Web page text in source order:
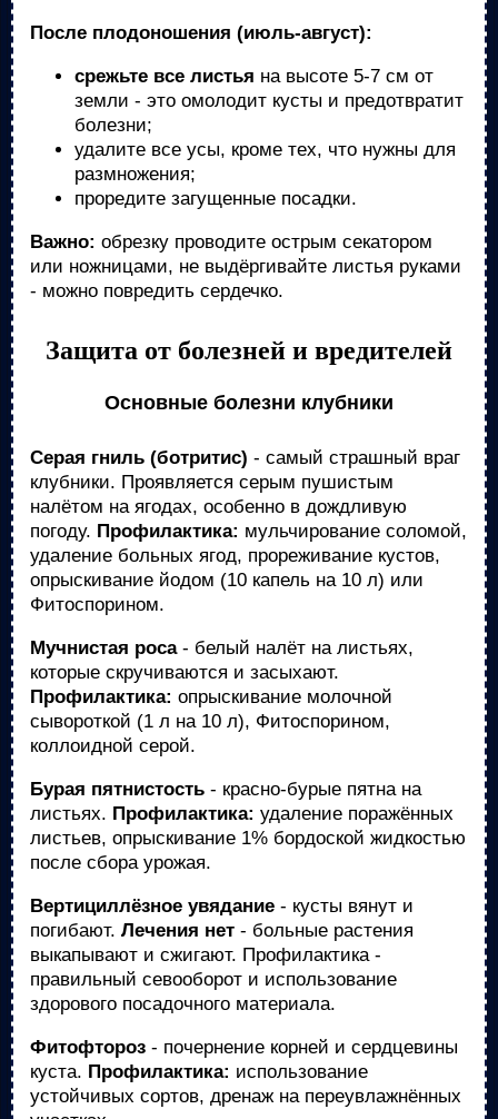
После плодоношения (июль-август):
срежьте все листья на высоте 5-7 см от
земли - это омолодит кусты и предотвратит
болезни;
удалите все усы, кроме тех, что нужны для
размножения;
проредите загущенные посадки.
Важно: обрезку проводите острым секатором
или ножницами, не выдёргивайте листья руками
- можно повредить сердечко.
Защита от болезней и вредителей
Основные болезни клубники
Серая гниль (ботритис) - самый страшный враг
клубники. Проявляется серым пушистым
налётом на ягодах, особенно в дождливую
погоду. Профилактика: мульчирование соломой,
удаление больных ягод, прореживание кустов,
опрыскивание йодом (10 капель на 10 л) или
Фитоспорином.
Мучнистая роса- белый налёт на листьях,
которые скручиваются и засыхают.
Профилактика: опрыскивание молочной
сывороткой (1 л на 10 л), Фитоспорином,
коллоидной серой.
Бурая пятнистость - красно-бурые пятна на
листьях. Профилактика: удаление поражённых
листьев, опрыскивание 1% бордоской жидкостью
после сбора урожая.
Вертициллёзное увядание - кусты вянут и
погибают. Лечения нет - больные растения
выкапывают и сжигают. Профилактика -
правильный севооборот и использование
здорового посадочного материала.
Фитофтороз - почернение корней и сердцевины
куста. Профилактика: использование
устойчивых сортов, дренаж на переувлажнённых